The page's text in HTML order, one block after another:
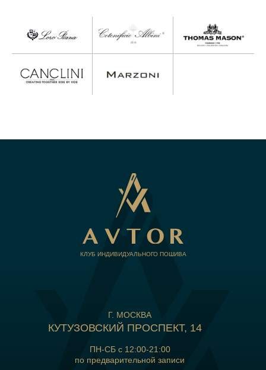
КЛУБ ИНДИВИДУАЛЬНОГО ПОШИВА
Г. МОСКВА
КУТУЗОВСКИЙ ПРОСПЕКТ, 14
ПН-СБ с 12:00-21:00
по предварительной записи